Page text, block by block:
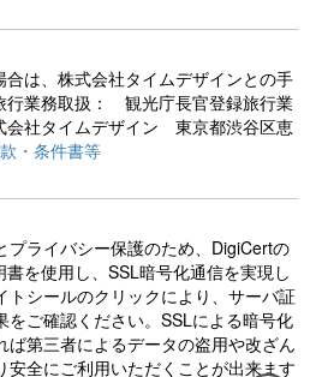
は、株式会社タイムデザインとの手
行業務取扱： 観光庁長官登録旅行業
社タイムデザイン 東京都渋谷区恵
・条件書等
プライバシー保護のため、DigiCertの
書を使用し、SSL暗号化通信を実現し
トシールのクリックにより、サーバ証
をご確認ください。SSLによる暗号化
ば第三者によるデータの盗用や改ざん
安全にご利用いただくことが出来ます